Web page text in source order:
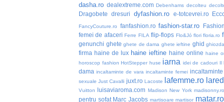
dasha.ro dealextreme.com Debenhams decolteu
Dragobete dresuri dyfashion.ro e-totcevrei.ro
FancyCouture.ro fanfashion.ro fashion-star.ro
femei de afaceri Ferre FILA flip-flops Flo&Jó flori floria.ro
genunchi ghete ghete de dama ghete ieftine ghid
firma haine de lux haine ieftine haine online haine
horoscop fashion HotStepper huse iarna idei de cadouri Il
dama incaltaminte de vara incaltaminte femei
sexuale Just Cavalli juxt.ro Lacoste lafemme.ro
Vuitton luisaviaroma.com Madison New York madisonny.ro
pentru sofat Marc Jacobs martisoare martisor matar.ro